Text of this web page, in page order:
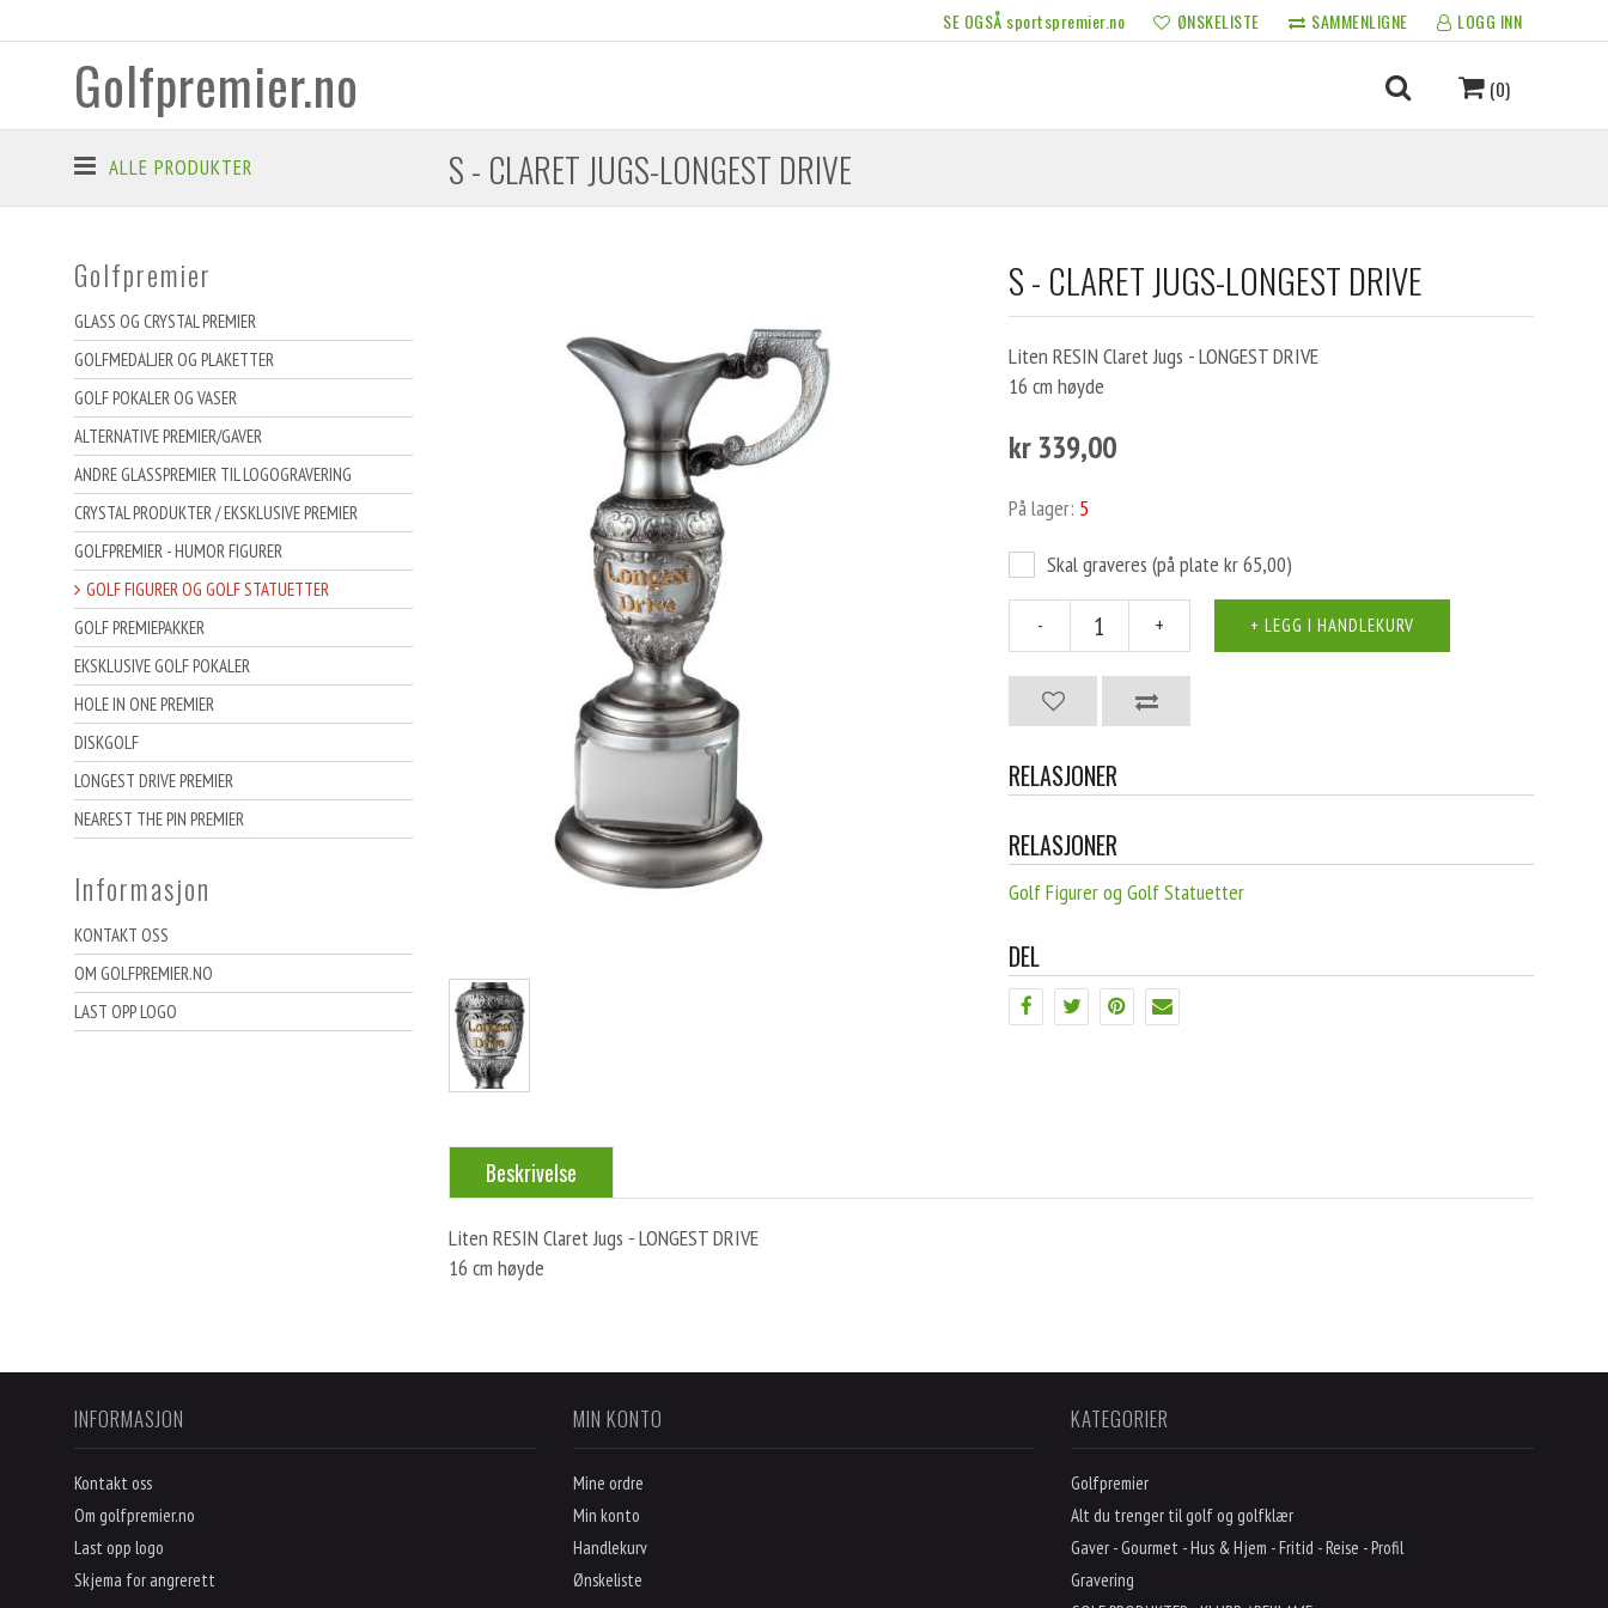
SE OGSÅ sportspremier.no ØNSKELISTE SAMMENLIGNE LOGG INN
Golfpremier.no (0)
ALLE PRODUKTER S - CLARET JUGS-LONGEST DRIVE
Golfpremier
GLASS OG CRYSTAL PREMIER
GOLFMEDALJER OG PLAKETTER
GOLF POKALER OG VASER
ALTERNATIVE PREMIER/GAVER
ANDRE GLASSPREMIER TIL LOGOGRAVERING
CRYSTAL PRODUKTER / EKSKLUSIVE PREMIER
GOLFPREMIER - HUMOR FIGURER
GOLF FIGURER OG GOLF STATUETTER
GOLF PREMIEPAKKER
EKSKLUSIVE GOLF POKALER
HOLE IN ONE PREMIER
DISKGOLF
LONGEST DRIVE PREMIER
NEAREST THE PIN PREMIER
Informasjon
KONTAKT OSS
OM GOLFPREMIER.NO
LAST OPP LOGO
S - CLARET JUGS-LONGEST DRIVE
Liten RESIN Claret Jugs - LONGEST DRIVE
16 cm høyde
kr 339,00
På lager: 5
Skal graveres (på plate kr 65,00)
- +
RELASJONER
RELASJONER
Golf Figurer og Golf Statuetter
DEL
Beskrivelse
Liten RESIN Claret Jugs - LONGEST DRIVE
16 cm høyde
INFORMASJON
Kontakt oss
Om golfpremier.no
Last opp logo
Skjema for angrerett
MIN KONTO
Mine ordre
Min konto
Handlekurv
Ønskeliste
KATEGORIER
Golfpremier
Alt du trenger til golf og golfklær
Gaver - Gourmet - Hus & Hjem - Fritid - Reise - Profil
Gravering